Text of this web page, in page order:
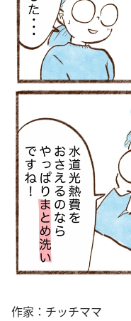
作家：チッチママ